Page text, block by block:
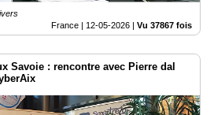
France | 12-05-2026 Vu 37867 fois
Savoie : rencontre avec Pierre dal